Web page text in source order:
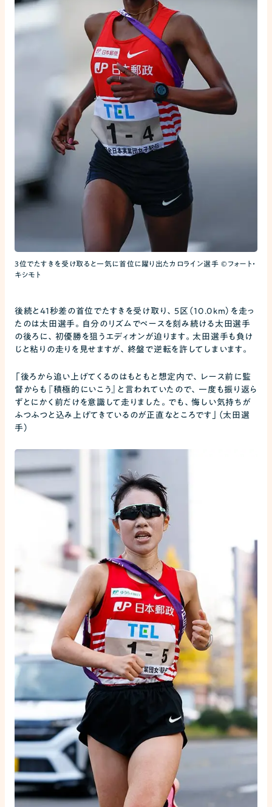
3位でたすきを受け取ると一気に首位に躍り出たカロライン選手 ©フォート・
キシモト
後続と41秒差の首位でたすきを受け取り、5区（10.0km）を走っ
たのは太田選手。自分のリズムでペースを刻み続ける太田選手
の後ろに、初優勝を狙うエディオンが迫ります。太田選手も負け
じと粘りの走りを見せますが、終盤で逆転を許してしまいます。
「後ろから追い上げてくるのはもともと想定内で、レース前に監
督からも『積極的にいこう』と言われていたので、一度も振り返ら
ずとにかく前だけを意識して走りました。でも、悔しい気持ちが
ふつふつと込み上げてきているのが正直なところです」（太田選
手）